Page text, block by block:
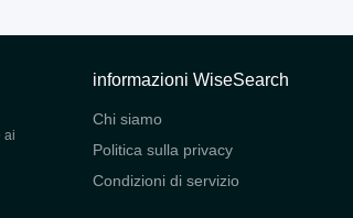
ai
informazioni WiseSearch
Chi siamo
Politica sulla privacy
Condizioni di servizio